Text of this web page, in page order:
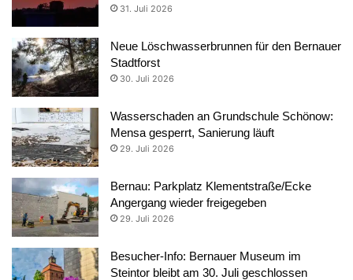
31. Juli 2026
Neue Löschwasserbrunnen für den Bernauer
Stadtforst
30. Juli 2026
Wasserschaden an Grundschule Schönow:
Mensa gesperrt, Sanierung läuft
29. Juli 2026
Bernau: Parkplatz Klementstraße/Ecke
Angergang wieder freigegeben
29. Juli 2026
Besucher-Info: Bernauer Museum im
Steintor bleibt am 30. Juli geschlossen